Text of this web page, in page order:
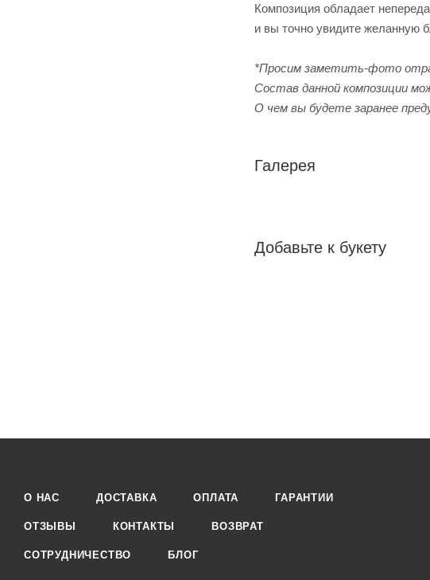
Композиция обладает
и вы точно увидите желанную
*Просим заметить-фото
Cостав данной композиции
О чем вы будете заранее
Галерея
Добавьте к букету
О НАС ДОСТАВКА ОПЛАТА ГАРАНТИИ
ОТЗЫВЫ КОНТАКТЫ ВОЗВРАТ
СОТРУДНИЧЕСТВО БЛОГ